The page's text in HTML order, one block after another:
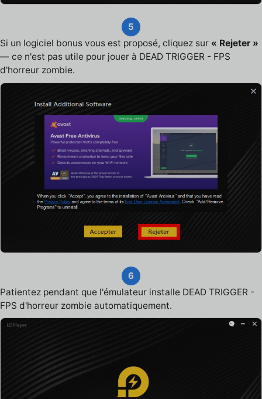
5
Si un logiciel bonus vous est proposé, cliquez sur « Rejeter »
— ce n'est pas utile pour jouer à DEAD TRIGGER - FPS
d'horreur zombie.
6
Patientez pendant que l'émulateur installe DEAD TRIGGER -
FPS d'horreur zombie automatiquement.